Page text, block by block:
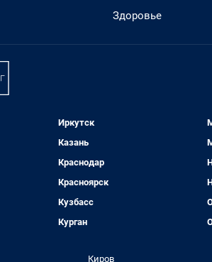
Здоровье
Иркутск
Казань
Краснодар
Красноярск
Кузбасс
Курган
Киров